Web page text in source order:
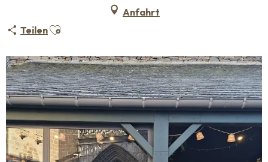
Anfahrt
TeilenAjouter aux favoris